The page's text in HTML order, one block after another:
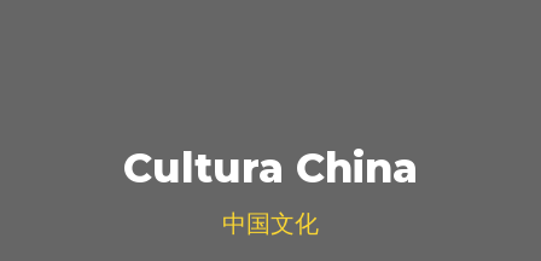
Cultura China
中国文化